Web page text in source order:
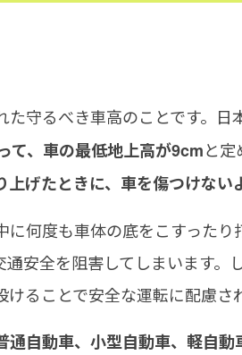
守るべき車高のことです。日
て、車の最低地上高が9cmと
上げたときに、車を傷つけない
何度も車体の底をこすった
安全を阻害してしまいます
ることで安全な運転に配慮さ
通自動車、小型自動車、軽自